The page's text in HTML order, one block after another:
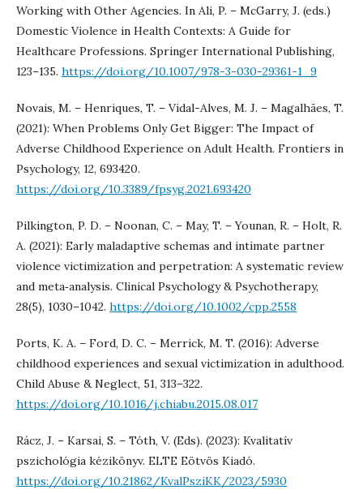
Working with Other Agencies. In Ali, P. – McGarry, J. (eds.)
Domestic Violence in Health Contexts: A Guide for
Healthcare Professions. Springer International Publishing,
123–135. https://doi.org/10.1007/978-3-030-29361-1_9
Novais, M. – Henriques, T. – Vidal-Alves, M. J. – Magalhães, T.
(2021): When Problems Only Get Bigger: The Impact of
Adverse Childhood Experience on Adult Health. Frontiers in
Psychology, 12, 693420.
https://doi.org/10.3389/fpsyg.2021.693420
Pilkington, P. D. – Noonan, C. – May, T. – Younan, R. – Holt, R.
A. (2021): Early maladaptive schemas and intimate partner
violence victimization and perpetration: A systematic review
and meta‐analysis. Clinical Psychology & Psychotherapy,
28(5), 1030–1042. https://doi.org/10.1002/cpp.2558
Ports, K. A. – Ford, D. C. – Merrick, M. T. (2016): Adverse
childhood experiences and sexual victimization in adulthood.
Child Abuse & Neglect, 51, 313–322.
https://doi.org/10.1016/j.chiabu.2015.08.017
Rácz, J. – Karsai, S. – Tóth, V. (Eds). (2023): Kvalitatív
pszichológia kézikönyv. ELTE Eötvös Kiadó.
https://doi.org/10.21862/KvalPsziKK/2023/5930